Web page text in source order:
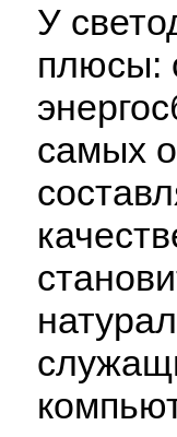
У
плюсы:
самых